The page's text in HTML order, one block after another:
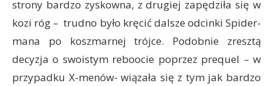
strony bardzo zyskowna, z drugiej zapędziła się w
kozi róg – trudno było kręcić dalsze odcinki Spider-
mana po koszmarnej trójce. Podobnie zresztą
decyzja o swoistym reboocie poprzez prequel – w
przypadku X-menów- wiązała się z tym jak bardzo